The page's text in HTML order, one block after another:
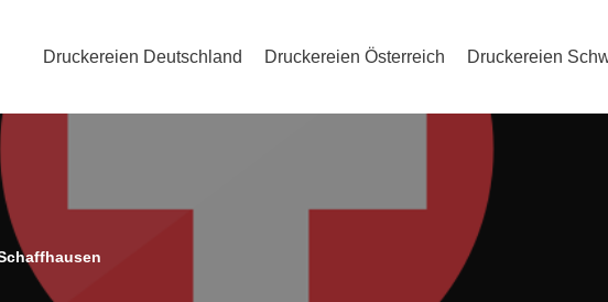
Druckereien Deutschland Druckereien Österreich Druckereien